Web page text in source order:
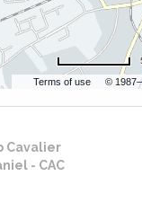
Terms of use ©
Cavalier
- CAC